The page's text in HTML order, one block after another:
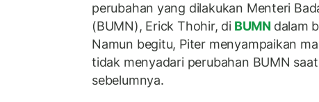
perubahan yang dilakukan Menteri
(BUMN), Erick Thohir, diBUMN dalam
Namun begitu, Piter menyampaikan
tidak menyadari perubahan BUMN
sebelumnya.